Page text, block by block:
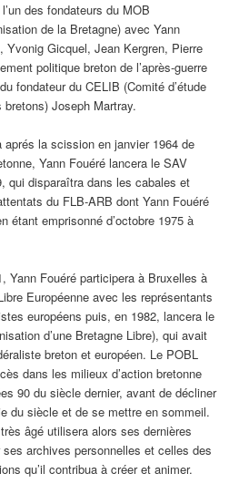
des fondateurs du MOB
de la Bretagne) avec Yann
Yvonig Gicquel, Jean Kergren, Pierre
politique breton de l’après-guerre
fondateur du CELIB (Comité d’étude
Joseph Martray.
aprés la scission en janvier 1964 de
Yann Fouéré lancera le SAV
qui disparaîtra dans les cabales et
du FLB-ARB dont Yann Fouéré
étant emprisonné d’octobre 1975 à
Yann Fouéré participera à Bruxelles à
Européenne avec les représentants
européens puis, en 1982, lancera le
d’une Bretagne Libre), qui avait
breton et européen. Le POBL
dans les milieux d’action bretonne
90 du siècle dernier, avant de décliner
du siècle et de se mettre en sommeil.
âgé utilisera alors ses dernières
archives personnelles et celles des
qu’il contribua à créer et animer.